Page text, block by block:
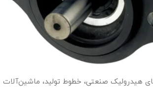
هیدرولیک صنعتی، خطوط تولید، ماشین‌آلات